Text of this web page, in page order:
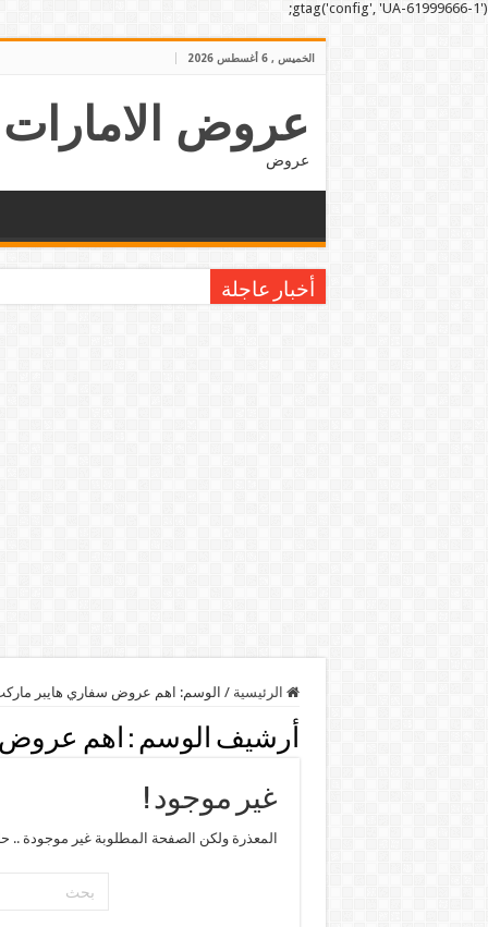
gtag('config', 'UA-61999666-1');
الخميس , 6 أغسطس 2026
عروض الامارات
عروض
أخبار عاجلة
الرئيسية / الوسم: اهم عروض سفاري هايبر
أرشيف الوسم : اهم عروض
غير موجود !
المعذرة ولكن الصفحة المطلوبة غير موجودة